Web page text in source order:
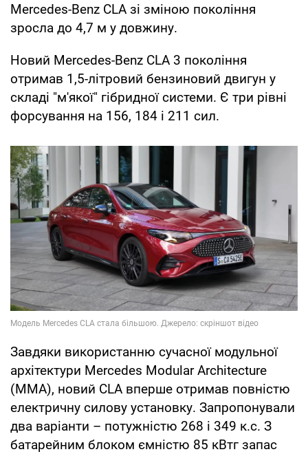
Mercedes-Benz CLA зі зміною покоління
зросла до 4,7 м у довжину.
Новий Mercedes-Benz CLA 3 покоління
отримав 1,5-літровий бензиновий двигун у
складі "м'якої" гібридної системи. Є три рівні
форсування на 156, 184 і 211 сил.
Завдяки використанню сучасної модульної
архітектури Mercedes Modular Architecture
(MMA), новий CLA вперше отримав повністю
електричну силову установку. Запропонували
два варіанти – потужністю 268 і 349 к.с. З
батарейним блоком ємністю 85 кВтг запас